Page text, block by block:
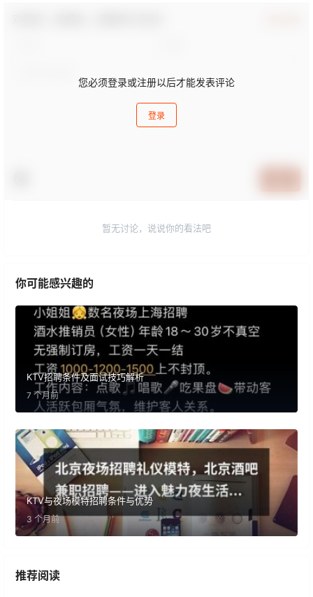
您必须登录或注册以后才能发表评论
登录
暂无讨论，说说你的看法吧
你可能感兴趣的
KTV招聘条件及面试技巧解析
7 个月前
KTV与夜场模特招聘条件与优势
3 个月前
推荐阅读